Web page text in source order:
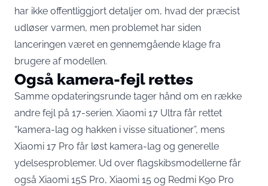
har ikke offentliggjort detaljer om, hvad der præcist
udløser varmen, men problemet har siden
lanceringen været en gennemgående klage fra
brugere af modellen.
Også kamera-fejl rettes
Samme opdateringsrunde tager hånd om en række
andre fejl på 17-serien. Xiaomi 17 Ultra får rettet
“kamera-lag og hakken i visse situationer”, mens
Xiaomi 17 Pro får løst kamera-lag og generelle
ydelsesproblemer. Ud over flagskibsmodellerne får
også Xiaomi 15S Pro, Xiaomi 15 og Redmi K90 Pro